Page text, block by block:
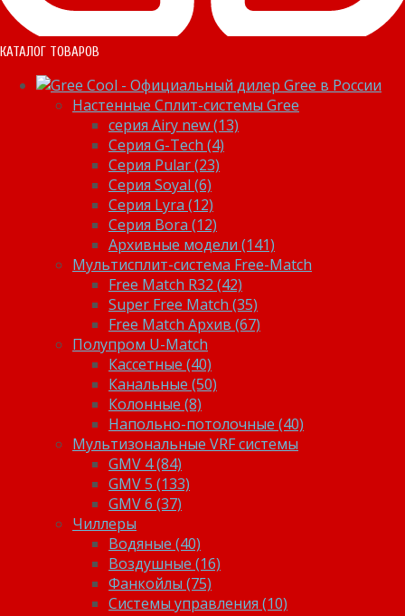
КАТАЛОГ ТОВАРОВ
Настенные Сплит-системы Gree
серия Airy new (13)
Серия G-Tech (4)
Серия Pular (23)
Cерия Soyal (6)
Серия Lyra (12)
Серия Bora (12)
Архивные модели (141)
Мультисплит-система Free-Match
Free Match R32 (42)
Super Free Match (35)
Free Match Архив (67)
Полупром U-Match
Кассетные (40)
Канальные (50)
Колонные (8)
Напольно-потолочные (40)
Мультизональные VRF системы
GMV 4 (84)
GMV 5 (133)
GMV 6 (37)
Чиллеры
Водяные (40)
Воздушные (16)
Фанкойлы (75)
Системы управления (10)